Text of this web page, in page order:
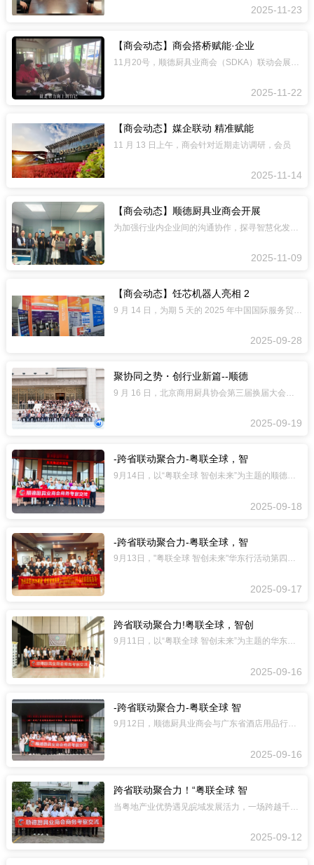
2025-11-23
【商会动态】商会搭桥赋能·企业
2025-11-22
【商会动态】媒企联动 精准赋能
11 月 13 日上午，商会针对近期走访调研，会员
2025-11-14
【商会动态】顺德厨具业商会开展
为加强行业内企业间的沟通协作，探寻智慧化发展新路径与优质供应链资源，11&nbs
2025-11-09
【商会动态】饪芯机器人亮相 2
9 月 14 日，为期 5 天的 2025 年中国国际服务贸易交易会（简称 “服
2025-09-28
聚协同之势・创行业新篇--顺德
9 月 16 日，北京商用厨具协会第三届换届大会暨就职典礼在北京隆重举行。佛山市
2025-09-19
-跨省联动聚合力-粤联全球，智
9月14日，以“粤联全球 智创未来”为主题的顺德厨具业商会与广东省酒店用品行业协
2025-09-18
-跨省联动聚合力-粤联全球，智
9月13日，"粤联全球 智创未来"华东行活动第四站来到浙江省酒店用品协会。顺德厨
2025-09-17
跨省联动聚合力!粤联全球，智创
9月11日，以“粤联全球 智创未来”为主题的华东交流活动迎来关键一站。顺德厨具业
2025-09-16
-跨省联动聚合力-粤联全球 智
9月12日，顺德厨具业商会与广东省酒店用品行业协会再度携手，以“粤联全球 智创未
2025-09-16
跨省联动聚合力！“粤联全球 智
2025-09-12